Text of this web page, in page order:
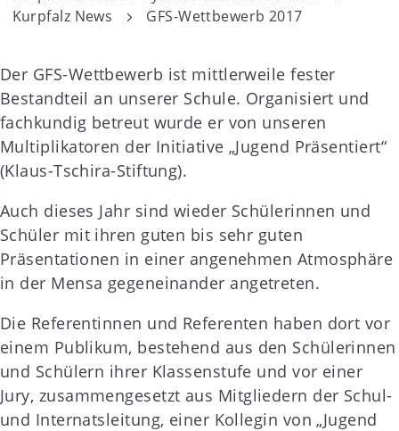
n
t
Kurpfalz News
GFS-Wettbewerb 2017
Der GFS-Wettbewerb ist mittlerweile fester
Bestandteil an unserer Schule. Organisiert und
fachkundig betreut wurde er von unseren
Multiplikatoren der Initiative „Jugend Präsentiert“
(Klaus-Tschira-Stiftung).
Auch dieses Jahr sind wieder Schülerinnen und
Schüler mit ihren guten bis sehr guten
Präsentationen in einer angenehmen Atmosphäre
in der Mensa gegeneinander angetreten.
Die Referentinnen und Referenten haben dort vor
einem Publikum, bestehend aus den Schülerinnen
und Schülern ihrer Klassenstufe und vor einer
Jury, zusammengesetzt aus Mitgliedern der Schul-
und Internatsleitung, einer Kollegin von „Jugend